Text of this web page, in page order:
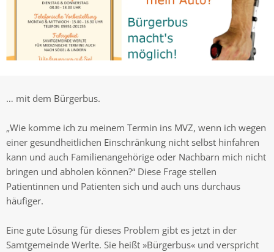
… mit dem Bürgerbus.
„Wie komme ich zu meinem Termin ins MVZ, wenn ich wegen
einer gesundheitlichen Einschränkung nicht selbst hinfahren
kann und auch Familienangehörige oder Nachbarn mich nicht
bringen und abholen können?“ Diese Frage stellen
Patientinnen und Patienten sich und auch uns durchaus
häufiger.
Eine gute Lösung für dieses Problem gibt es jetzt in der
Samtgemeinde Werlte. Sie heißt »Bürgerbus« und verspricht